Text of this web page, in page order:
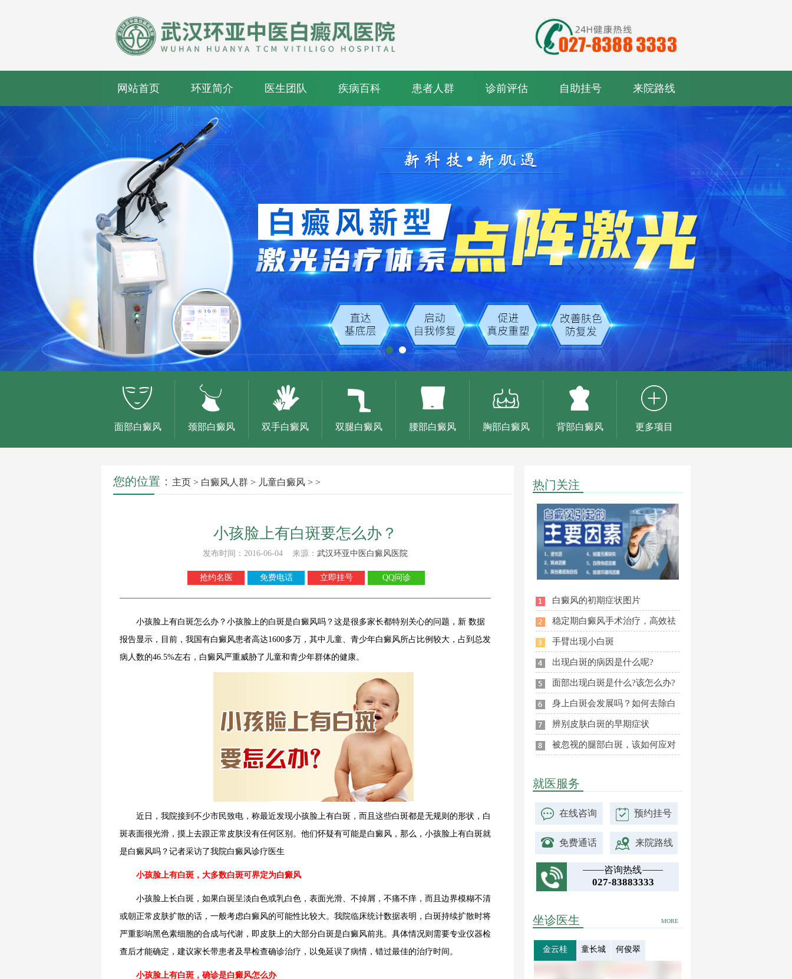
网站首页 环亚简介 医生团队 疾病百科 患者人群 诊前评估 自助挂号 来院路线
1 2
面部白癜风 颈部白癜风 双手白癜风 双腿白癜风 腰部白癜风 胸部白癜风 背部白癜风 更多项目
您的位置： 主页 > 白癜风人群 > 儿童白癜风 > >
小孩脸上有白斑要怎么办？
发布时间：2016-06-04 来源： 武汉环亚中医白癜风医院
抢约名医 免费电话 立即挂号 QQ问诊
小孩脸上有白斑怎么办？小孩脸上的白斑是白癜风吗？这是很多家长都特别关心的问题，新 数据
报告显示，目前，我国有白癜风患者高达1600多万，其中儿童、青少年白癜风所占比例较大，占到总发
病人数的46.5%左右，白癜风严重威胁了儿童和青少年群体的健康。
近日，我院接到不少市民致电，称最近发现小孩脸上有白斑，而且这些白斑都是无规则的形状，白
斑表面很光滑，摸上去跟正常皮肤没有任何区别。他们怀疑有可能是白癜风，那么，小孩脸上有白斑就
是白癜风吗？记者采访了我院白癜风诊疗医生
小孩脸上有白斑，大多数白斑可界定为白癜风
小孩脸上长白斑，如果白斑呈淡白色或乳白色，表面光滑、不掉屑，不痛不痒，而且边界模糊不清
或朝正常皮肤扩散的话，一般考虑白癜风的可能性比较大。我院临床统计数据表明，白斑持续扩散时将
严重影响黑色素细胞的合成与代谢，即皮肤上的大部分白斑是白癜风前兆。具体情况则需要专业仪器检
查后才能确定，建议家长带患者及早检查确诊治疗，以免延误了病情，错过最佳的治疗时间。
小孩脸上有白斑，确诊是白癜风怎么办
热门关注
白癜风的初期症状图片
稳定期白癜风手术治疗，高效祛
手臂出现小白斑
出现白斑的病因是什么呢?
面部出现白斑是什么?该怎么办?
身上白斑会发展吗？如何去除白
辨别皮肤白斑的早期症状
被忽视的腿部白斑，该如何应对
就医服务
在线咨询 预约挂号
免费通话 来院路线
咨询热线
027-83883333
MORE
坐诊医生
金云桂 童长城 何俊翠